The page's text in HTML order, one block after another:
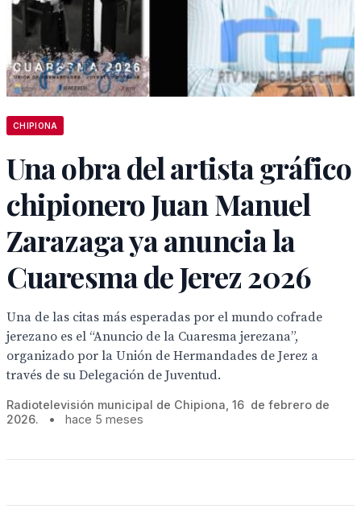
CHIPIONA
Una obra del artista gráfico
chipionero Juan Manuel
Zarazaga ya anuncia la
Cuaresma de Jerez 2026
Una de las citas más esperadas por el mundo cofrade
jerezano es el “Anuncio de la Cuaresma jerezana”,
organizado por la Unión de Hermandades de Jerez a
través de su Delegación de Juventud.
Radiotelevisión municipal de Chipiona, 16 de febrero de
2026.
• hace 5 meses